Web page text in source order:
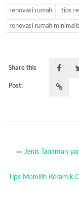
renovasi rumah tips
renovasi rumah minimalis
Share this
Post:
⇐ Jenis Tanaman
Tips Memilih Keramik